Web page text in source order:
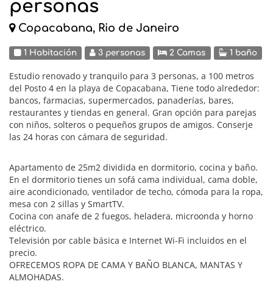
personas
Copacabana, Rio de Janeiro
1 Habitación 3 personas 2 Camas 1 baño
Estudio renovado y tranquilo para 3 personas, a 100 metros
del Posto 4 en la playa de Copacabana, Tiene todo alrededor:
bancos, farmacias, supermercados, panaderías, bares,
restaurantes y tiendas en general. Gran opción para parejas
con niños, solteros o pequeños grupos de amigos. Conserje
las 24 horas con cámara de seguridad.
Apartamento de 25m2 dividida en dormitorio, cocina y baño.
En el dormitorio tienes un sofá cama individual, cama doble,
aire acondicionado, ventilador de techo, cómoda para la ropa,
mesa con 2 sillas y SmartTV.
Cocina con anafe de 2 fuegos, heladera, microonda y horno
eléctrico.
Televisión por cable básica e Internet Wi-Fi incluidos en el
precio.
OFRECEMOS ROPA DE CAMA Y BAÑO BLANCA, MANTAS Y
ALMOHADAS.